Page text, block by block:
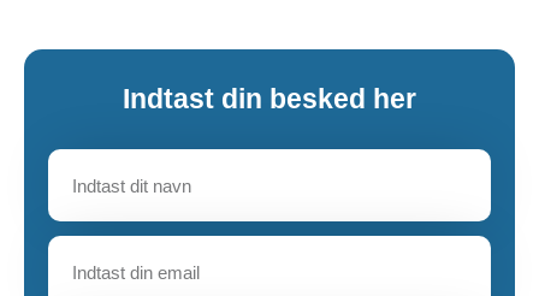
Indtast din besked her